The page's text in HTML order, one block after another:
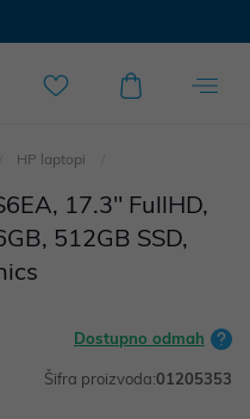
HP laptopi
17.3" FullHD,
512GB SSD,
Dostupno odmah
Šifra proizvoda:01205353